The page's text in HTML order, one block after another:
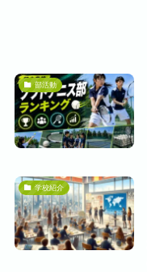
部活動
学校紹介